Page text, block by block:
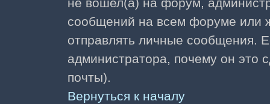
сообщений на всем форуме или
отправлять личные сообщения.
администратора, почему он это
почты).
Вернуться к началу